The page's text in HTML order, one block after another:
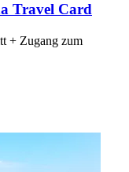
Travel Card
+ Zugang zum